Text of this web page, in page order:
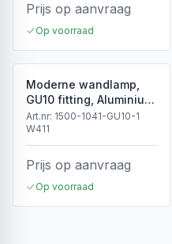
Prijs op aanvraag
Op voorraad
Moderne wandlamp,
GU10 fitting, Aluminium,
IP65, Wit
Art.nr: 1500-1041-GU10-1
W411
Prijs op aanvraag
Op voorraad